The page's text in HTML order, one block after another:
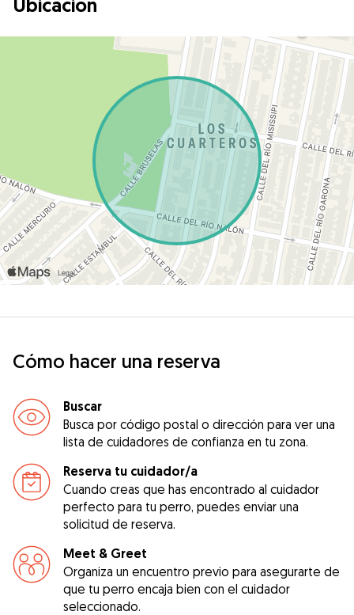
Ubicación
Cómo hacer una reserva
Buscar
Busca por código postal o dirección para ver una
lista de cuidadores de confianza en tu zona.
Reserva tu cuidador/a
Cuando creas que has encontrado al cuidador
perfecto para tu perro, puedes enviar una
solicitud de reserva.
Meet & Greet
Organiza un encuentro previo para asegurarte de
que tu perro encaja bien con el cuidador
seleccionado.